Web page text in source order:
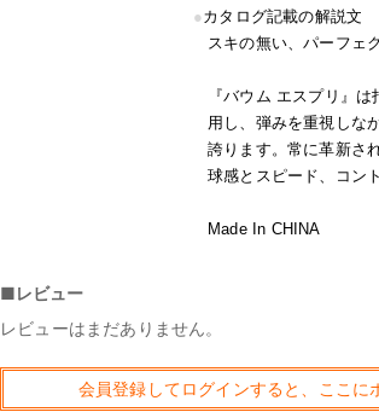
●カタログ記載の解説文
スキの無い、パーフェ
『バウム エスプリ』
用し、弾みを重視しな
誇ります。常に革新さ
球感とスピード、コン
Made In CHINA
■レビュー
レビューはまだありません。
会員登録してログインすると、ここ